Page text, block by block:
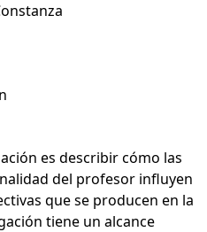
es describir cómo las
del profesor influyen
que se producen en la
tiene un alcance